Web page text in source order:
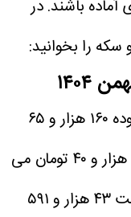
باشند. در
سکه را بخوانید:
قیمت دلار در بازارهای رسمی به محدوده ۱۶۰ هزار و ۶۵
تومان رسیده است. قیمت یورو نیز ۱۹۰ هزار و ۴۰ تومان می
باشد. همچنین درهم امارات نیز با قیمت ۴۳ هزار و ۵۹۱